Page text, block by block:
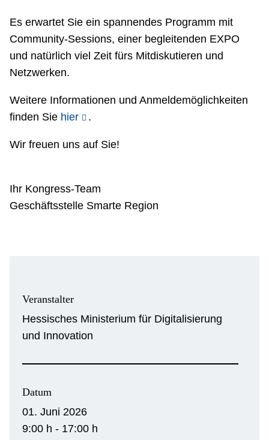
Es erwartet Sie ein spannendes Programm mit
Community-Sessions, einer begleitenden EXPO
und natürlich viel Zeit fürs Mitdiskutieren und
Netzwerken.
Weitere Informationen und Anmeldemöglichkeiten
finden Sie hier .
Wir freuen uns auf Sie!
Ihr Kongress-Team
Geschäftsstelle Smarte Region
Veranstalter
Hessisches Ministerium für Digitalisierung
und Innovation
Datum
01. Juni 2026
9:00 h - 17:00 h